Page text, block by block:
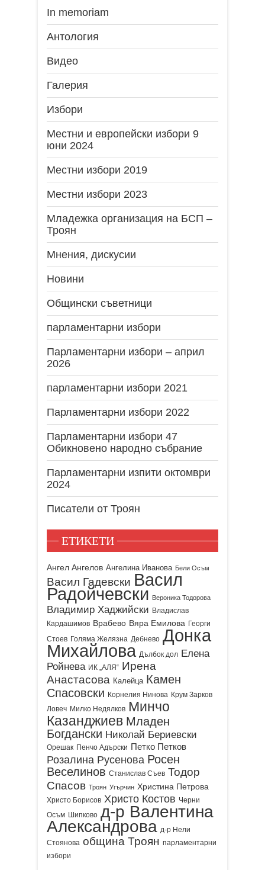
In memoriam
Антология
Видео
Галерия
Избори
Местни и европейски избори 9
юни 2024
Местни избори 2019
Местни избори 2023
Младежка организация на БСП –
Троян
Мнения, дискусии
Новини
Общински съветници
парламентарни избори
Парламентарни избори – април
2026
парламентарни избори 2021
Парламентарни избори 2022
Парламентарни избори 47
Обикновено народно събрание
Парламентарни изпити октомври
2024
Писатели от Троян
ЕТИКЕТИ
Ангел Ангелов Ангелина Иванова Бели Осъм
Васил Гадевски Васил
Радойчевски Вероника Тодорова
Владимир Хаджийски Владислав
Кардашимов Врабево Вяра Емилова Георги
Стоев Голяма Желязна Дебнево Донка
Михайлова Дълбок дол Елена
Ройнева ИК „АЛЯ“ Ирена
Анастасова Калейца Камен
Спасовски Корнелия Нинова Крум Зарков
Ловеч Милко Недялков Минчо
Казанджиев Младен
Богдански Николай Бериевски
Орешак Пенчо Адърски Петко Петков
Розалина Русенова Росен
Веселинов Станислав Съев Тодор
Спасов Троян Угърчин Христина Петрова
Христо Борисов Христо Костов Черни
Осъм
Шипково д-р Валентина
Александрова д-р Нели
Стоянова община Троян парламентарни
избори